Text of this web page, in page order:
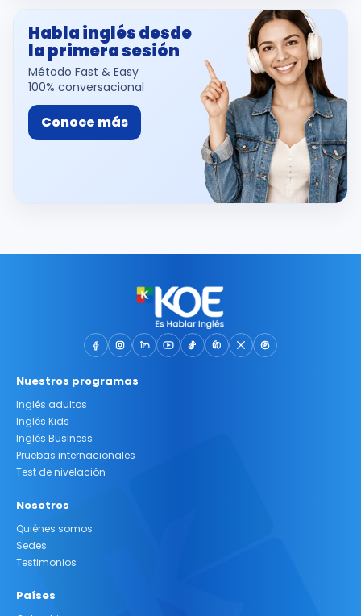
Habla inglés desde
la primera sesión
Método Fast & Easy
100% conversacional
Conoce más
Nuestros programas
Inglés adultos
Inglés Kids
Inglés Business
Pruebas internacionales
Test de nivelación
Nosotros
Quiénes somos
Sedes
Testimonios
Países